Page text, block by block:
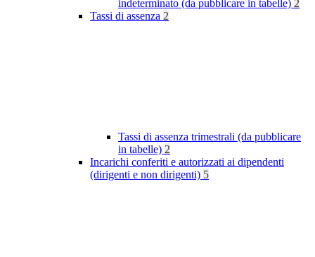
indeterminato (da pubblicare in tabelle) 2
Tassi di assenza 2
Tassi di assenza trimestrali (da pubblicare
in tabelle) 2
Incarichi conferiti e autorizzati ai dipendenti
(dirigenti e non dirigenti) 5